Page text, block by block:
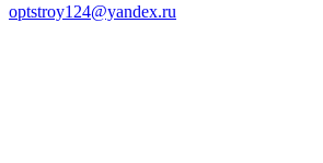
optstroy124@yandex.ru